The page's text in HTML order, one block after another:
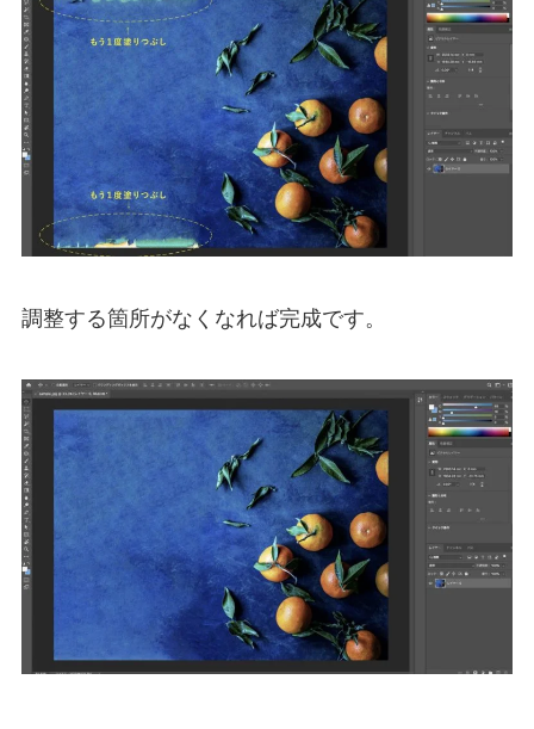
調整する箇所がなくなれば完成です。